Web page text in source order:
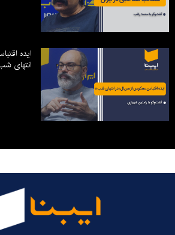
ایده
انتهای